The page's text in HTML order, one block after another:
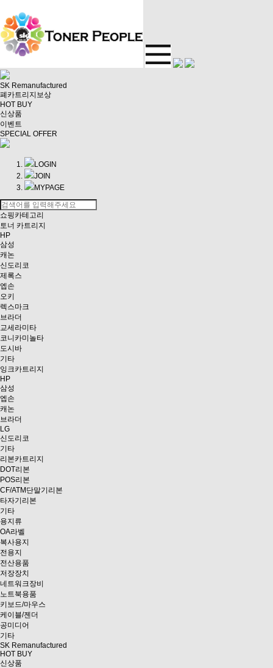
SK Remanufactured
폐카트리지보상
HOT BUY
신상품
이벤트
SPECIAL OFFER
LOGIN
JOIN
MYPAGE
쇼핑카테고리
토너 카트리지
HP
삼성
캐논
신도리코
제록스
엡손
오키
렉스마크
브라더
교세라미타
코니카미놀타
도시바
기타
잉크카트리지
HP
삼성
엡손
캐논
브라더
LG
신도리코
기타
리본카트리지
DOT리본
POS리본
CF/ATM단말기리본
타자기리본
기타
용지류
OA라벨
복사용지
전용지
전산용품
저장장치
네트워크장비
노트북용품
키보드/마우스
케이블/젠더
공미디어
기타
SK Remanufactured
HOT BUY
신상품